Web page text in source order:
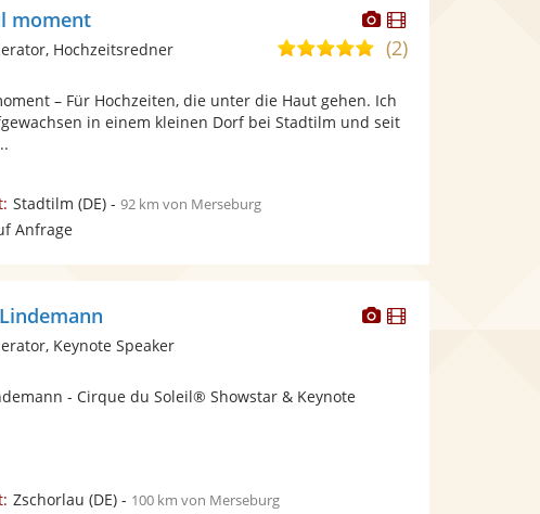
Dieser
Künstler
stellt
Fotos
bereit.
Dieser
Künstler
moment
5,0
5
Sternen
(2)
Hochzeitsredner
– Für Hochzeiten, die unter die Haut gehen. Ich
in einem kleinen Dorf bei Stadtilm und seit
Stadtilm (DE)- 92 km von Merseburg
Anfrage
DieserDieser
Keynote Speaker
- Cirque du Soleil® Showstar & Keynote
Zschorlau (DE)- 100 km von Merseburg